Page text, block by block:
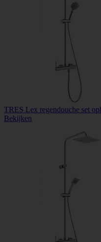
TRES Lex regendouche set
Bekijken